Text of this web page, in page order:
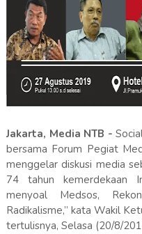
Jakarta, Media NTB -
bersama Forum Pegiat
menggelar diskusi media
74 tahun kemerdekaan
menyoal Medsos,
Radikalisme,” kata Wakil
tertulisnya, Selasa (20/8/